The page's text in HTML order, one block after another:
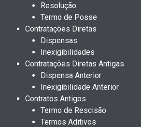
Resolução
Termo de Posse
Contratações Diretas
Dispensas
Inexigibilidades
Contratações Diretas Antigas
Dispensa Anterior
Inexigibilidade Anterior
Contratos Antigos
Termo de Rescisão
Termos Aditivos